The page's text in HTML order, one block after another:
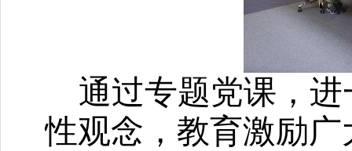
通过专题党课，
性观念，教育激励